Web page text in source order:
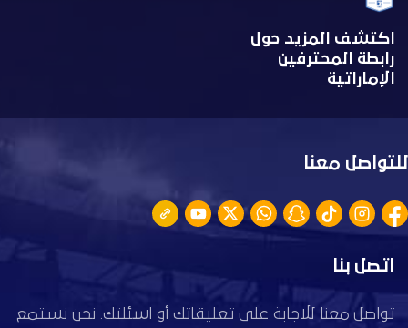
اكتشف المزيد حول
رابطة المحترفين
الإماراتية
للتواصل معنا
اتصل بنا
تواصل معنا للاجابة على تعليقاتك أو اسئلتك. نحن نستمع